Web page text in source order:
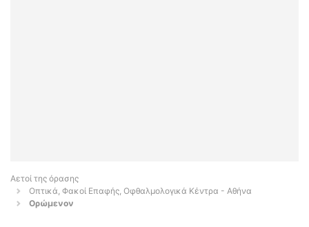
Αετοί της όρασης
Οπτικά, Φακοί Επαφής, Οφθαλμολογικά Κέντρα - Αθήνα
Ορώμενον